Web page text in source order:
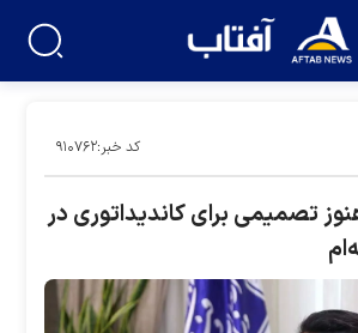
کد خبر:۹۱۰۷۶۲
تصمیمی برای کاندیداتوری در